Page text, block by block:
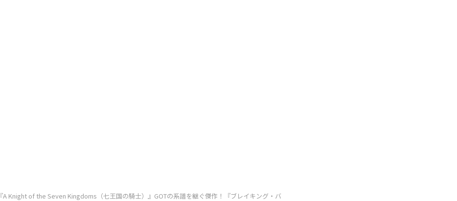
『A Knight of the Seven Kingdoms（七王国の騎士）』GOTの系譜を継ぐ傑作！『ブレイキング・バ